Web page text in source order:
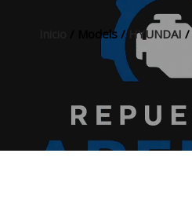
/ Models /HYUNDAI /